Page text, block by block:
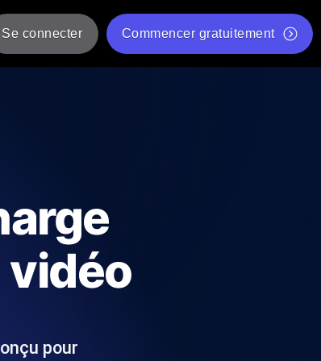
depuis 25+
vos utilisateurs.
de statut d'API
de Core Web Vitals
d'Outils Web Gratuits
Se connecter Commencer gratuitement
vidéo
pour